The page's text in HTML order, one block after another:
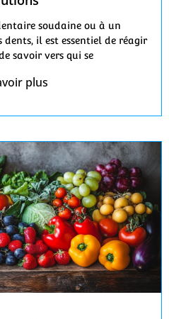
soudaine ou à un
il est essentiel de réagir
savoir vers qui se
plus